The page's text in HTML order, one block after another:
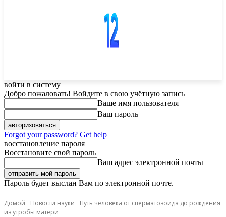
войти в систему
Добро пожаловать! Войдите в свою учётную запись
Ваше имя пользователя
Ваш пароль
Forgot your password? Get help
восстановление пароля
Восстановите свой пароль
Ваш адрес электронной почты
Пароль будет выслан Вам по электронной почте.
Домой Новости науки
Путь человека от сперматозоида до рождения
из утробы матери